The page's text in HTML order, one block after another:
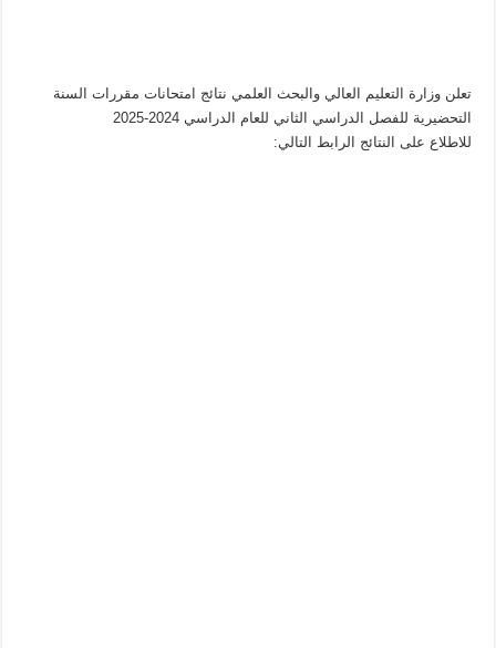
تعلن وزارة التعليم العالي والبحث العلمي نتائج امتحانات مقررات السنة
التحضيرية للفصل الدراسي الثاني للعام الدراسي 2024-2025
للاطلاع على النتائج الرابط التالي: